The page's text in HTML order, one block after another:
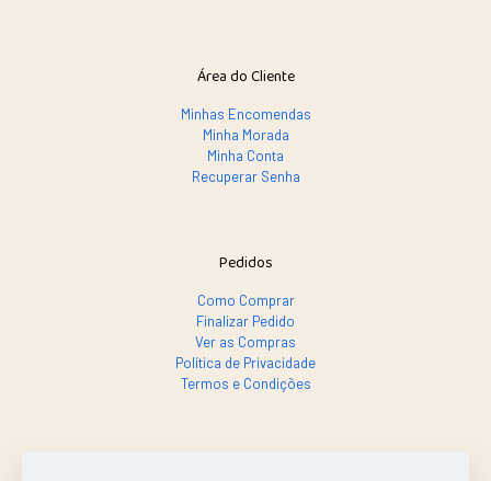
Área do Cliente
Minhas Encomendas
Minha Morada
Minha Conta
Recuperar Senha
Pedidos
Como Comprar
Finalizar Pedido
Ver as Compras
Política de Privacidade
Termos e Condições